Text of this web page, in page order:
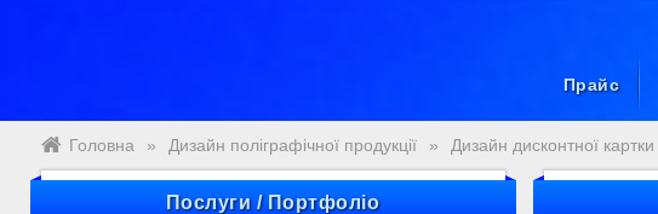
Прайс
Головна » Дизайн поліграфічної продукції » Дизайн дисконтної картки
Послуги / Портфоліо